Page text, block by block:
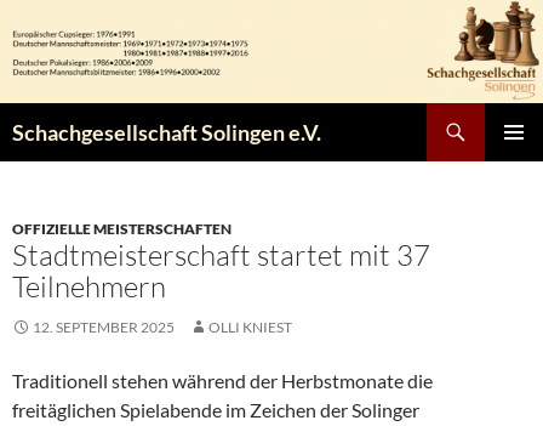
Inhalt
springen
Schachgesellschaft Solingen e.V.
OFFIZIELLE MEISTERSCHAFTEN
Stadtmeisterschaft startet mit 37
Teilnehmern
12. SEPTEMBER 2025 OLLI KNIEST
Traditionell stehen während der Herbstmonate die
freitäglichen Spielabende im Zeichen der Solinger